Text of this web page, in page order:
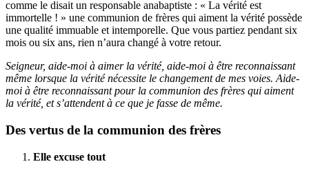
comme le disait un responsable anabaptiste : « La vérité est
immortelle ! » une communion de frères qui aiment la vérité possède
une qualité immuable et intemporelle. Que vous partiez pendant six
mois ou six ans, rien n’aura changé à votre retour.
Seigneur, aide-moi à aimer la vérité, aide-moi à être reconnaissant
même lorsque la vérité nécessite le changement de mes voies. Aide-
moi à être reconnaissant pour la communion des frères qui aiment
la vérité, et s’attendent à ce que je fasse de même.
Des vertus de la communion des frères
Elle excuse tout